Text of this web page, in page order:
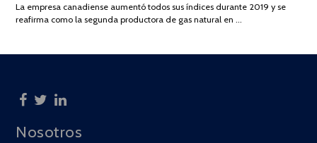
2025
La empresa canadiense aumentó todos sus índices durante 2019 y se
reafirma como la segunda productora de gas natural en …
Nosotros